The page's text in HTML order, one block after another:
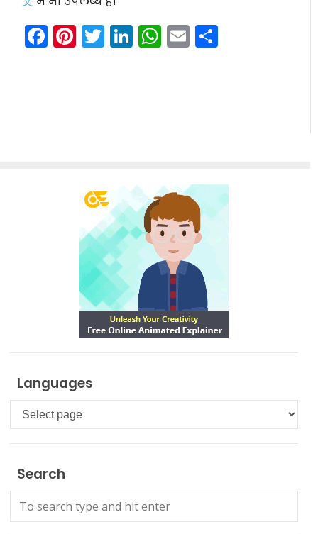
Facebook
Pinterest
Twitter
LinkedIn
WhatsApp
Email
Languages
Languages
Search